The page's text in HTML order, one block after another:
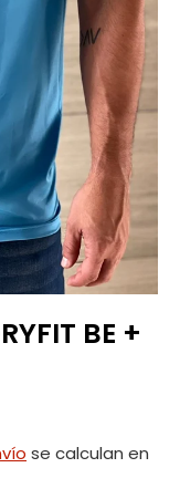
BE +
se calculan en